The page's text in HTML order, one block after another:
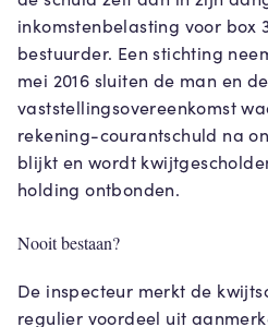
inkomstenbelasting voor box
bestuurder. Een stichting
mei 2016 sluiten de man en
vaststellingsovereenkomst
rekening-courantschuld na
blijkt en wordt
holding ontbonden.
Nooit bestaan?
De inspecteur merkt de
regulier voordeel uit